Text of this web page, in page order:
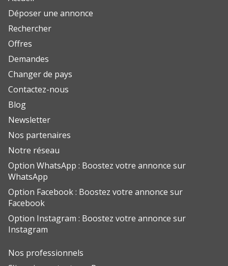
Déposer une annonce
Rechercher
Offres
Demandes
Changer de pays
Contactez-nous
Blog
Newsletter
Nos partenaires
Notre réseau
Option WhatsApp : Boostez votre annonce sur
WhatsApp
Option Facebook : Boostez votre annonce sur
Facebook
Option Instagram : Boostez votre annonce sur
Instagram
Nos professionnels